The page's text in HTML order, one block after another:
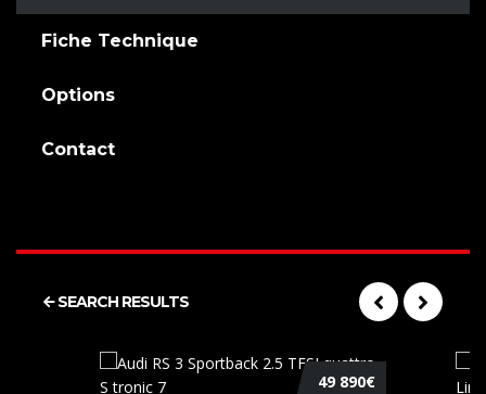
Fiche Technique
Options
Contact
SEARCH RESULTS
49 890€